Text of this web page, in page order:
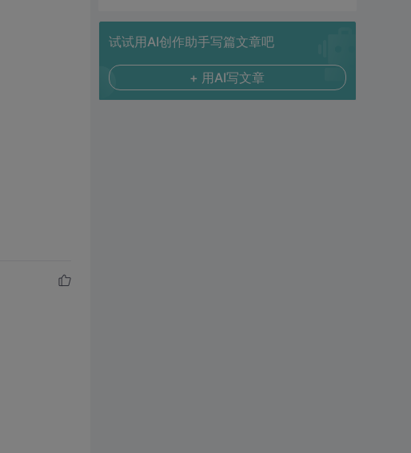
试试用AI创作助手写篇文章吧
+ 用AI写文章